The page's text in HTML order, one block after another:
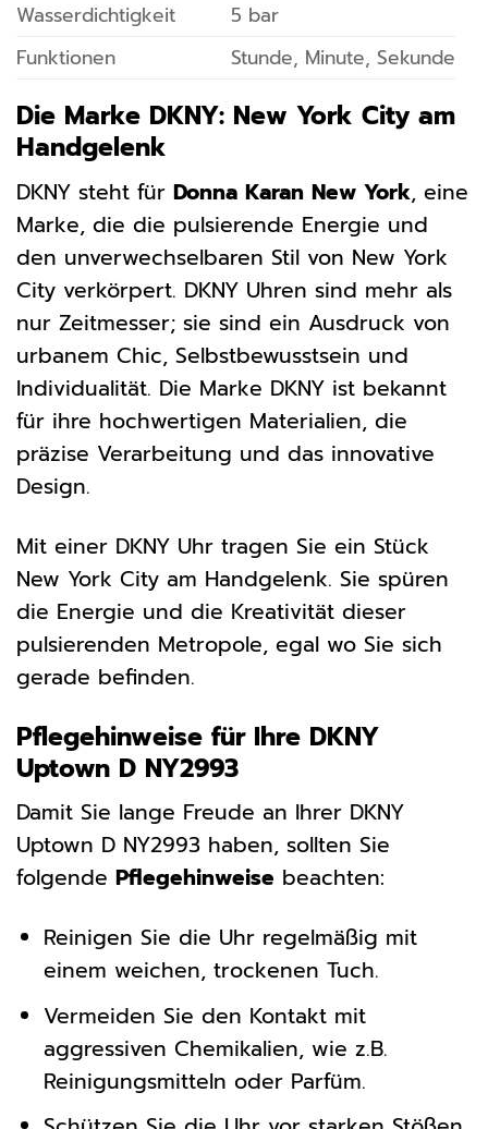
Wasserdichtigkeit
5 bar
Funktionen
Stunde, Minute, Sekunde
Die Marke DKNY: New York City am
Handgelenk
DKNY steht für Donna Karan New York, eine
Marke, die die pulsierende Energie und
den unverwechselbaren Stil von New York
City verkörpert. DKNY Uhren sind mehr als
nur Zeitmesser; sie sind ein Ausdruck von
urbanem Chic, Selbstbewusstsein und
Individualität. Die Marke DKNY ist bekannt
für ihre hochwertigen Materialien, die
präzise Verarbeitung und das innovative
Design.
Mit einer DKNY Uhr tragen Sie ein Stück
New York City am Handgelenk. Sie spüren
die Energie und die Kreativität dieser
pulsierenden Metropole, egal wo Sie sich
gerade befinden.
Pflegehinweise für Ihre DKNY
Uptown D NY2993
Damit Sie lange Freude an Ihrer DKNY
Uptown D NY2993 haben, sollten Sie
folgende Pflegehinweise beachten:
Reinigen Sie die Uhr regelmäßig mit
einem weichen, trockenen Tuch.
Vermeiden Sie den Kontakt mit
aggressiven Chemikalien, wie z.B.
Reinigungsmitteln oder Parfüm.